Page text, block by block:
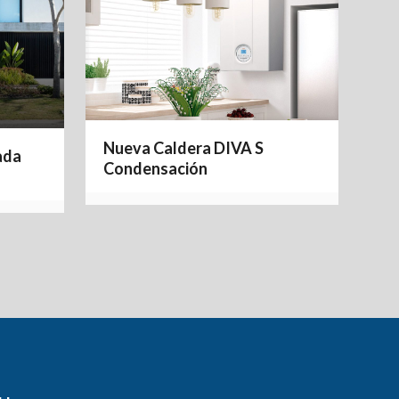
Nueva Caldera DIVA S
Condensación